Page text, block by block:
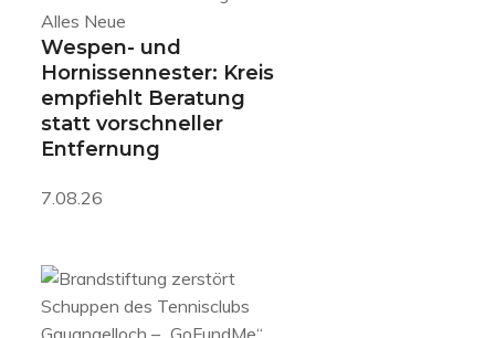
Alles Neue
Wespen- und
Hornissennester: Kreis
empfiehlt Beratung
statt vorschneller
Entfernung
7.08.26